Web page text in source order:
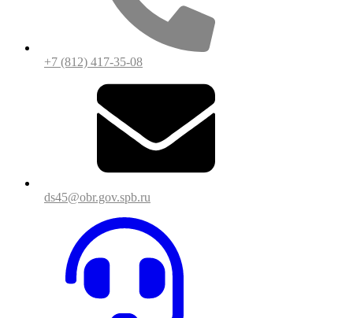
+7 (812) 417-35-08
ds45@obr.gov.spb.ru